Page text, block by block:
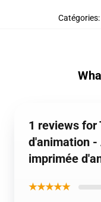
Catégories:
1 reviews for
d'animation
imprimée
★★★★★